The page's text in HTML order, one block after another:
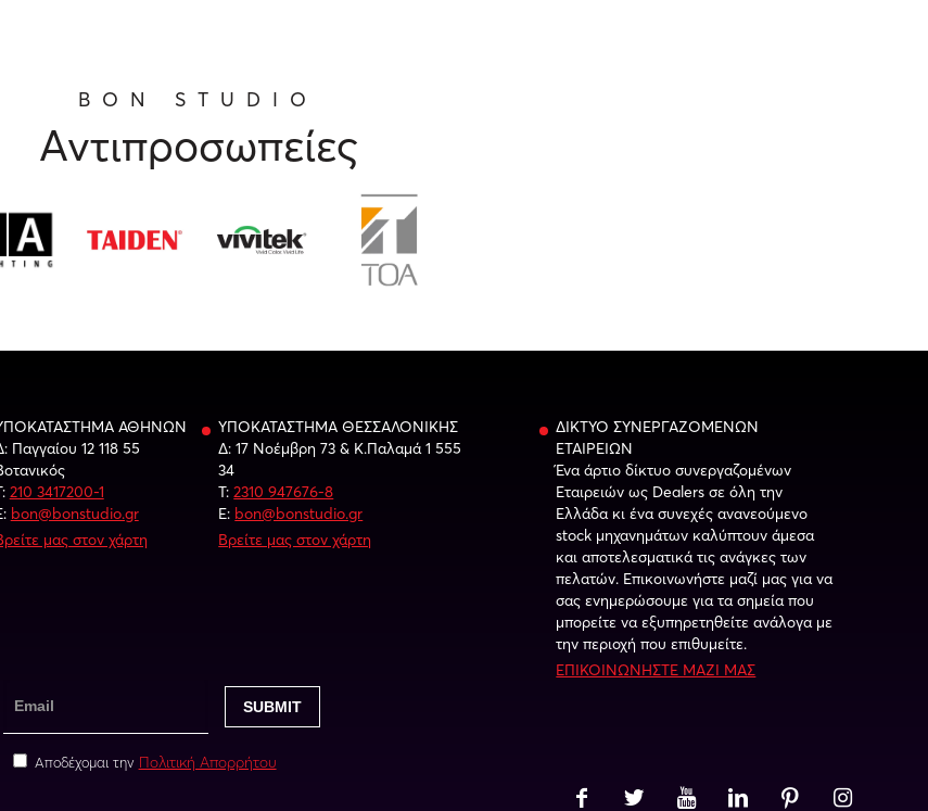
BON STUDIO
Αντιπροσωπείες
ΑΘΗΝΩΝ
Παγγαίου 12 118 55
210 3417200-1
bon@bonstudio.gr
μας στον χάρτη
ΥΠΟΚΑΤΑΣΤΗΜΑ ΘΕΣΣΑΛΟΝΙΚΗΣ
Δ: 17 Νοέμβρη 73 & Κ.Παλαμά 1 555
34
Τ:2310 947676-8
E: bon@bonstudio.gr
Βρείτε μας στον χάρτη
Αποδέχομαι την Πολιτική Απορρήτου
ΔΙΚΤΥΟ ΣΥΝΕΡΓΑΖΟΜΕΝΩΝ
ΕΤΑΙΡΕΙΩΝ
Ένα άρτιο δίκτυο συνεργαζομένων
Εταιρειών ως Dealers σε όλη την
Ελλάδα κι ένα συνεχές ανανεούμενο
stock μηχανημάτων καλύπτουν άμεσα
και αποτελεσματικά τις ανάγκες των
πελατών. Επικοινωνήστε μαζί μας για να
σας ενημερώσουμε για τα σημεία που
μπορείτε να εξυπηρετηθείτε ανάλογα με
την περιοχή που επιθυμείτε.
ΕΠΙΚΟΙΝΩΝΗΣΤΕ ΜΑΖΙ ΜΑΣ